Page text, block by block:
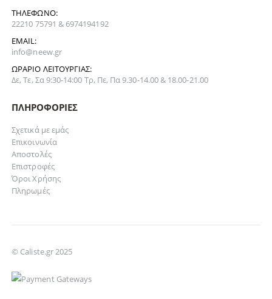
ΤΗΛΈΦΩΝΟ:
22210 75791 & 6974194192
EMAIL:
info@neew.gr
ΩΡΆΡΙΟ ΛΕΙΤΟΥΡΓΊΑΣ:
Δε, Τε, Σα 9:30-14:00 Τρ, Πε, Πα 9.30-14.00 & 18.00-21.00
ΠΛΗΡΟΦΟΡΊΕΣ
Σχετικά με εμάς
Επικοινωνία
Αποστολές
Επιστροφές
Όροι Χρήσης
Πληρωμές
© Caliste.gr 2025